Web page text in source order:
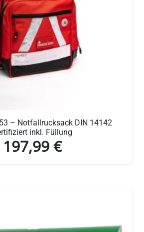
– Notfallrucksack DIN 14142
inkl. Füllung
197,99€